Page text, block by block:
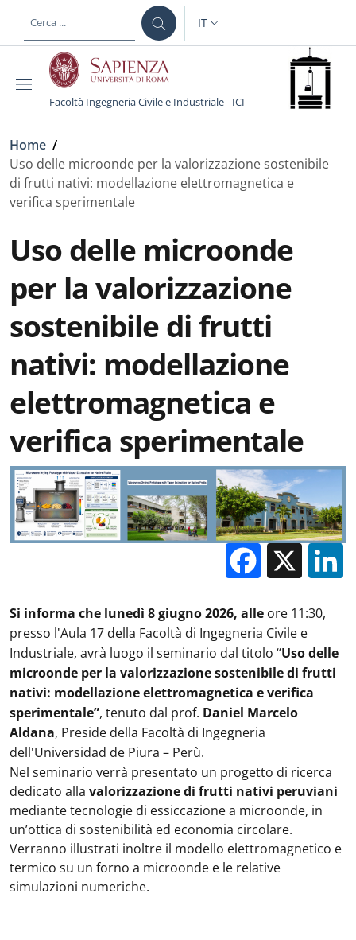
al contenuto principale
SELETTORE LINGUA:
IT
Facoltà Ingegneria Civile e Industriale - ICI
Briciole di pane
Home /
Uso delle microonde per la valorizzazione sostenibile
di frutti nativi: modellazione elettromagnetica e
verifica sperimentale
Uso delle microonde
per la valorizzazione
sostenibile di frutti
nativi: modellazione
elettromagnetica e
verifica sperimentale
X
Si informa che lunedì 8 giugno 2026, alle ore 11:30,
presso l'Aula 17 della Facoltà di Ingegneria Civile e
Industriale, avrà luogo il seminario dal titolo “Uso delle
microonde per la valorizzazione sostenibile di frutti
nativi: modellazione elettromagnetica e verifica
sperimentale”, tenuto dal prof. Daniel Marcelo
Aldana, Preside della Facoltà di Ingegneria
dell'Universidad de Piura – Perù.
Nel seminario verrà presentato un progetto di ricerca
dedicato alla valorizzazione di frutti nativi peruviani
mediante tecnologie di essiccazione a microonde, in
un’ottica di sostenibilità ed economia circolare.
Verranno illustrati inoltre il modello elettromagnetico e
termico su un forno a microonde e le relative
simulazioni numeriche.